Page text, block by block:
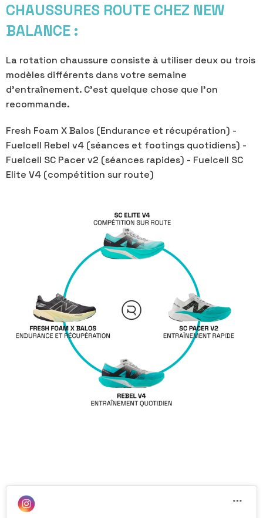
CHAUSSURES ROUTE CHEZ NEW
BALANCE :
La rotation chaussure consiste à utiliser deux ou trois
modèles différents dans votre semaine
d’entraînement. C’est quelque chose que l’on
recommande.
Fresh Foam X Balos (Endurance et récupération) -
Fuelcell Rebel v4 (séances et footings quotidiens) -
Fuelcell SC Pacer v2 (séances rapides) - Fuelcell SC
Elite V4 (compétition sur route)